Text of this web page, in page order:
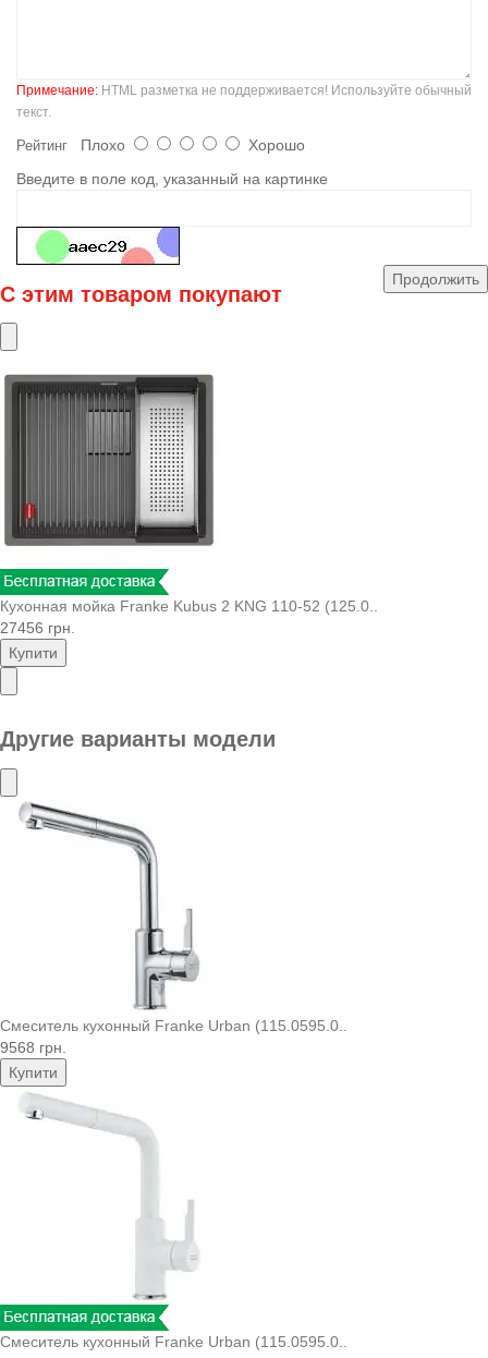
Примечание: HTML разметка не поддерживается! Используйте обычный
текст.
Рейтинг Плохо
Хорошо
Введите в поле код, указанный на картинке
Продолжить
С этим товаром покупают
Кухонная мойка Franke Kubus 2 KNG 110-52 (125.0..
27456 грн.
Купити
Другие варианты модели
Смеситель кухонный Franke Urban (115.0595.0..
9568 грн.
Купити
Смеситель кухонный Franke Urban (115.0595.0..